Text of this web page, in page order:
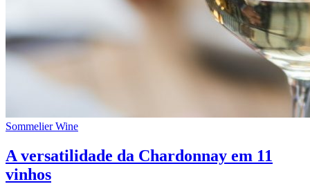
Sommelier Wine
A versatilidade da Chardonnay em 11
vinhos